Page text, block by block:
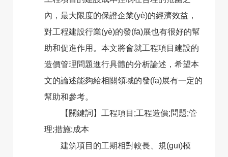
內，最大限度的保證企業(yè)的經濟效益，
對工程建設行業(yè)的發(fā)展也有很好的幫
助和促進作用。本文將會就工程項目建設的
造價管理問題進行具體的分析論述，希望本
文的論述能夠給相關領域的發(fā)展有一定的
幫助和參考。
【關鍵詞】工程項目;工程造價;問題;管
理;措施;成本
建筑項目的工期相對較長、規(guī)模